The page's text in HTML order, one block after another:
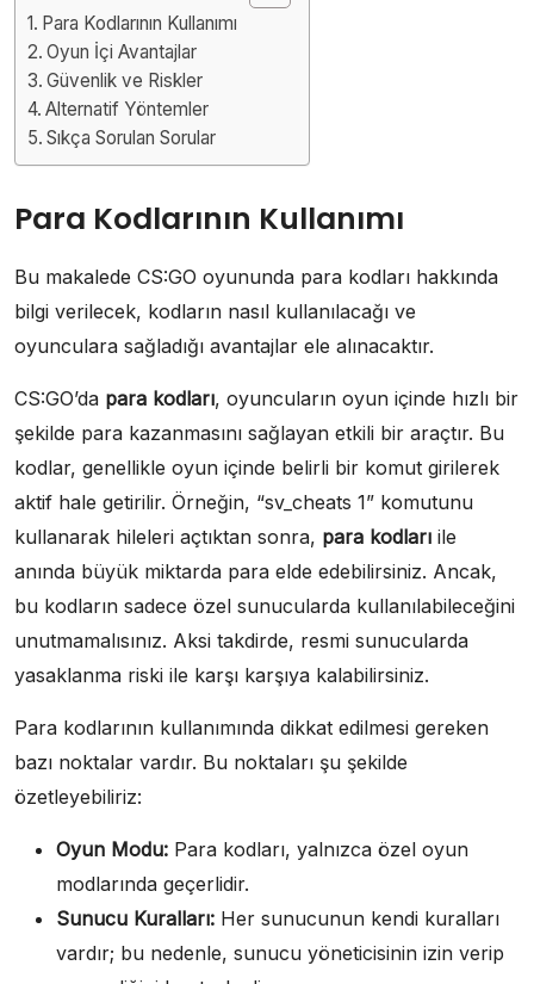
Para Kodlarının Kullanımı
Oyun İçi Avantajlar
Güvenlik ve Riskler
Alternatif Yöntemler
Sıkça Sorulan Sorular
Para Kodlarının Kullanımı
Bu makalede CS:GO oyununda para kodları hakkında
bilgi verilecek, kodların nasıl kullanılacağı ve
oyunculara sağladığı avantajlar ele alınacaktır.
CS:GO’da para kodları, oyuncuların oyun içinde hızlı bir
şekilde para kazanmasını sağlayan etkili bir araçtır. Bu
kodlar, genellikle oyun içinde belirli bir komut girilerek
aktif hale getirilir. Örneğin, “sv_cheats 1” komutunu
kullanarak hileleri açtıktan sonra, para kodları ile
anında büyük miktarda para elde edebilirsiniz. Ancak,
bu kodların sadece özel sunucularda kullanılabileceğini
unutmamalısınız. Aksi takdirde, resmi sunucularda
yasaklanma riski ile karşı karşıya kalabilirsiniz.
Para kodlarının kullanımında dikkat edilmesi gereken
bazı noktalar vardır. Bu noktaları şu şekilde
özetleyebiliriz:
Oyun Modu: Para kodları, yalnızca özel oyun
modlarında geçerlidir.
Sunucu Kuralları: Her sunucunun kendi kuralları
vardır; bu nedenle, sunucu yöneticisinin izin verip